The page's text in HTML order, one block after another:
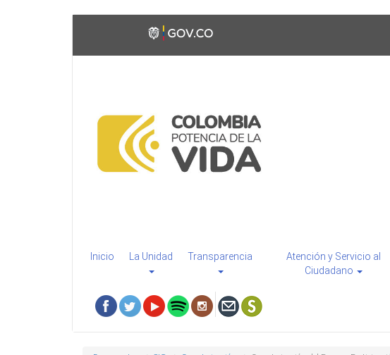
Inicio La Unidad Transparencia
Atención y Servicio al
Ciudadano